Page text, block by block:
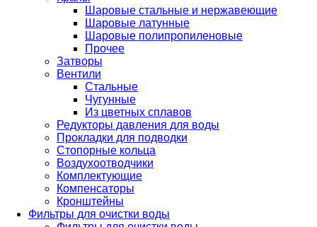
Шаровые стальные и нержавеющие
Шаровые латунные
Шаровые полипропиленовые
Прочее
Затворы
Вентили
Стальные
Чугунные
Из цветных сплавов
Редукторы давления для воды
Прокладки для подводки
Стопорные кольца
Воздухоотводчики
Комплектующие
Компенсаторы
Кронштейны
Фильтры для очистки воды